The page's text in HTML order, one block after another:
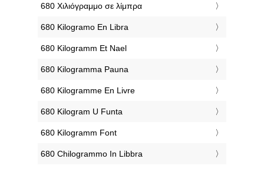
‎680 Χιλιόγραμμο σε λίμπρα
‎680 Kilogramo En Libra
‎680 Kilogramm Et Nael
‎680 Kilogramma Pauna
‎680 Kilogramme En Livre
‎680 Kilogram U Funta
‎680 Kilogramm Font
‎680 Chilogrammo In Libbra